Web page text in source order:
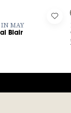
your wishlist
Sjaal Blair to
MAY
Blair
Log